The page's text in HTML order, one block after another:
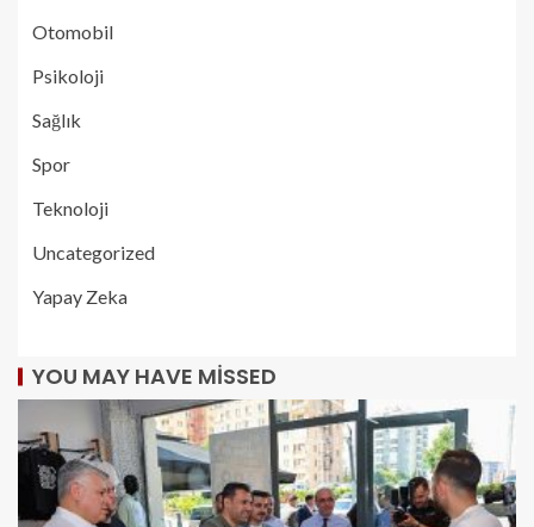
Otomobil
Psikoloji
Sağlık
Spor
Teknoloji
Uncategorized
Yapay Zeka
YOU MAY HAVE MISSED